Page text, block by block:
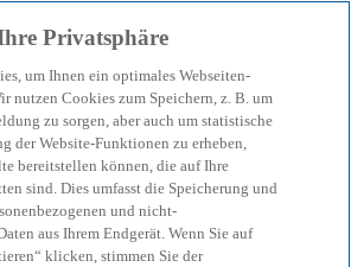
Privatsphäre
um Ihnen ein optimales Webseiten-
nutzen Cookies zum Speichern, z. B. um
zu sorgen, aber auch um statistische
der Website-Funktionen zu erheben,
bereitstellen können, die auf Ihre
sind. Dies umfasst die Speicherung und
und nicht-
aus Ihrem Endgerät. Wenn Sie auf
klicken, stimmen Sie der